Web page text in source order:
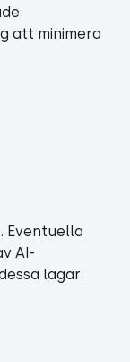
att minimera
Eventuella
AI-
lagar.